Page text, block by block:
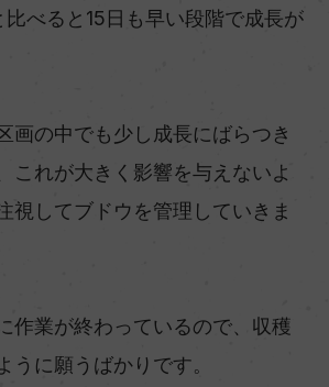
べると15日も早い段階で成長が
画の中でも少し成長にばらつき
これが大きく影響を与えないよ
視してブドウを管理していきま
作業が終わっているので、収穫
うに願うばかりです。